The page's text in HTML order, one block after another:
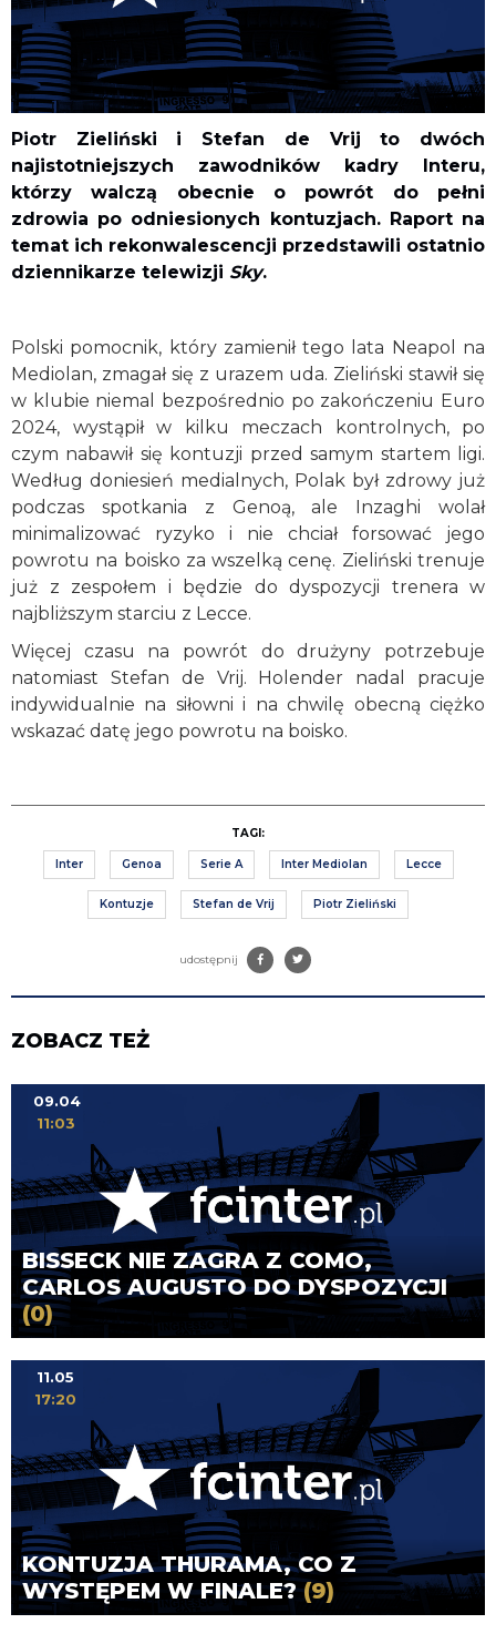
Piotr Zieliński i Stefan de Vrij to dwóch
najistotniejszych zawodników kadry Interu,
którzy walczą obecnie o powrót do pełni
zdrowia po odniesionych kontuzjach. Raport na
temat ich rekonwalescencji przedstawili ostatnio
dziennikarze telewizji Sky.
Polski pomocnik, który zamienił tego lata Neapol na
Mediolan, zmagał się z urazem uda. Zieliński stawił się
w klubie niemal bezpośrednio po zakończeniu Euro
2024, wystąpił w kilku meczach kontrolnych, po
czym nabawił się kontuzji przed samym startem ligi.
Według doniesień medialnych, Polak był zdrowy już
podczas spotkania z Genoą, ale Inzaghi wolał
minimalizować ryzyko i nie chciał forsować jego
powrotu na boisko za wszelką cenę. Zieliński trenuje
już z zespołem i będzie do dyspozycji trenera w
najbliższym starciu z Lecce.
Więcej czasu na powrót do drużyny potrzebuje
natomiast Stefan de Vrij. Holender nadal pracuje
indywidualnie na siłowni i na chwilę obecną ciężko
wskazać datę jego powrotu na boisko.
TAGI:
Inter Genoa Serie A Inter Mediolan Lecce
Kontuzje Stefan de Vrij Piotr Zieliński
udostępnij
ZOBACZ TEŻ
BISSECK NIE ZAGRA Z COMO,
CARLOS AUGUSTO DO DYSPOZYCJI
(0)
09.04
11:03
KONTUZJA THURAMA, CO Z
WYSTĘPEM W FINALE?(9)
11.05
17:20